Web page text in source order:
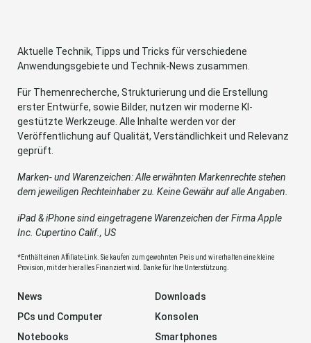
Aktuelle Technik, Tipps und Tricks für verschiedene
Anwendungsgebiete und Technik-News zusammen.
Für Themenrecherche, Strukturierung und die Erstellung
erster Entwürfe, sowie Bilder, nutzen wir moderne KI-
gestützte Werkzeuge. Alle Inhalte werden vor der
Veröffentlichung auf Qualität, Verständlichkeit und Relevanz
geprüft.
Marken- und Warenzeichen: Alle erwähnten Markenrechte stehen
dem jeweiligen Rechteinhaber zu. Keine Gewähr auf alle Angaben.
iPad & iPhone sind eingetragene Warenzeichen der Firma Apple
Inc. Cupertino Calif., US
*Enthält einen Affiliate-Link. Sie kaufen zum gewohnten Preis und wir erhalten eine kleine
Provision, mit der hier alles Finanziert wird. Danke für Ihre Unterstützung.
News
Downloads
PCs und Computer
Konsolen
Notebooks
Smartphones